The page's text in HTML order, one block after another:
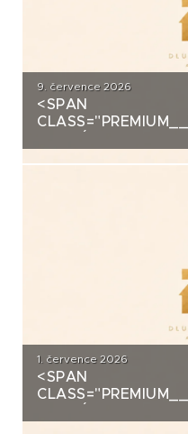
9. července 2026
<SPAN
1. července 2026
<SPAN